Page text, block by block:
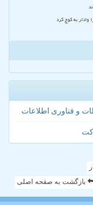
وادار به کوچ کرد
و فناوری اطلاعات
بازگشت به صفحه اصلی